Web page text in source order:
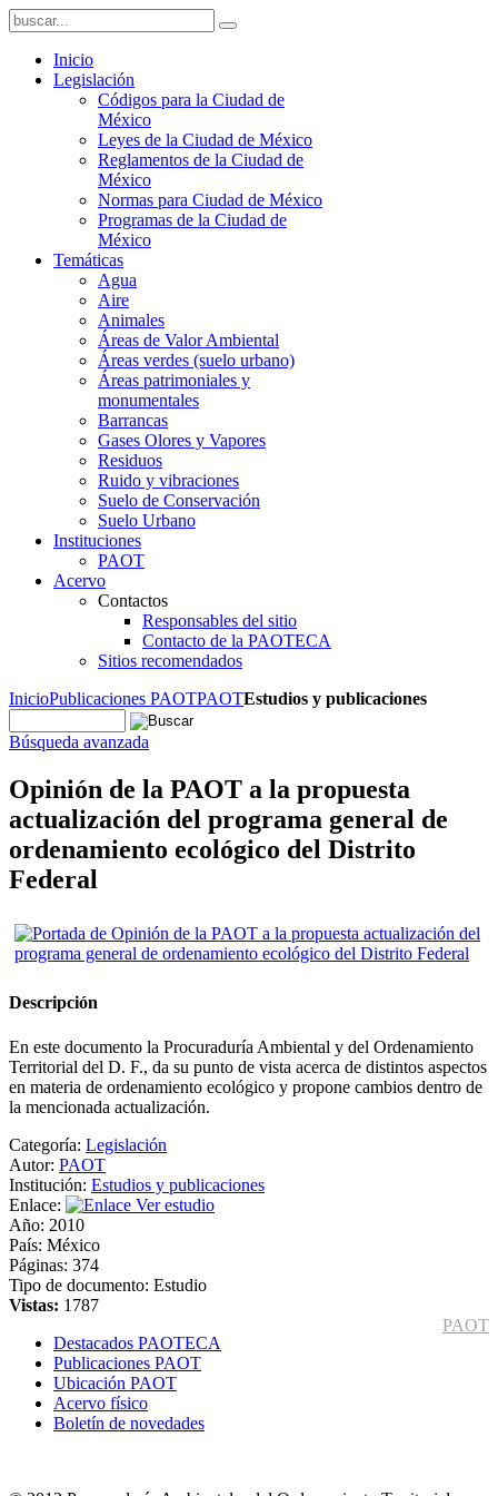
Inicio
Legislación
Códigos para la Ciudad de
México
Leyes de la Ciudad de México
Reglamentos de la Ciudad de
México
Normas para Ciudad de México
Programas de la Ciudad de
México
Temáticas
Agua
Aire
Animales
Áreas de Valor Ambiental
Áreas verdes (suelo urbano)
Áreas patrimoniales y
monumentales
Barrancas
Gases Olores y Vapores
Residuos
Ruido y vibraciones
Suelo de Conservación
Suelo Urbano
Instituciones
PAOT
Acervo
Contactos
Responsables del sitio
Contacto de la PAOTECA
Sitios recomendados
InicioPublicaciones PAOTPAOTEstudios y publicaciones
Búsqueda avanzada
Opinión de la PAOT a la propuesta
actualización del programa general de
ordenamiento ecológico del Distrito
Federal
Descripción
En este documento la Procuraduría Ambiental y del Ordenamiento
Territorial del D. F., da su punto de vista acerca de distintos aspectos
en materia de ordenamiento ecológico y propone cambios dentro de
la mencionada actualización.
Categoría: Legislación
Autor: PAOT
Institución: Estudios y publicaciones
Enlace:
Ver estudio
Año: 2010
País: México
Páginas: 374
Tipo de documento: Estudio
Vistas: 1787
PAOT
Destacados PAOTECA
Publicaciones PAOT
Ubicación PAOT
Acervo físico
Boletín de novedades